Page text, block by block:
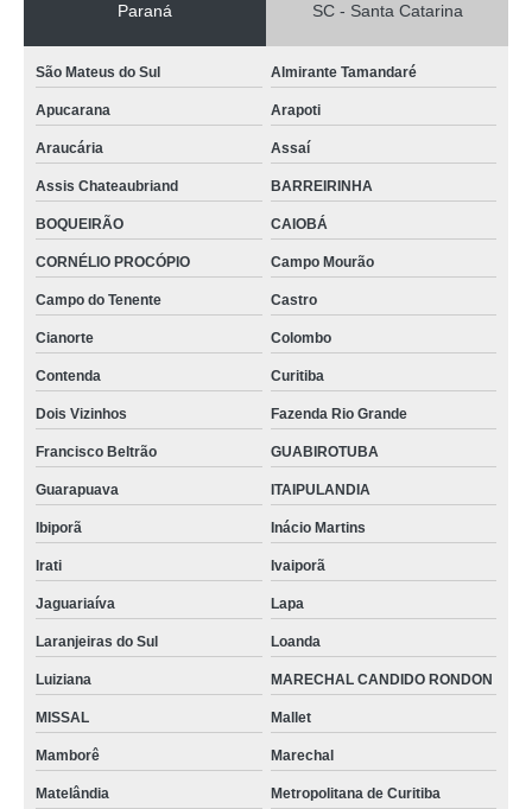
Paraná SC - Santa Catarina
São Mateus do Sul Almirante Tamandaré
Apucarana Arapoti
Araucária Assaí
Assis Chateaubriand BARREIRINHA
BOQUEIRÃO CAIOBÁ
CORNÉLIO PROCÓPIO Campo Mourão
Campo do Tenente Castro
Cianorte Colombo
Contenda Curitiba
Dois Vizinhos Fazenda Rio Grande
Francisco Beltrão GUABIROTUBA
Guarapuava ITAIPULANDIA
Ibiporã Inácio Martins
Irati Ivaiporã
Jaguariaíva Lapa
Laranjeiras do Sul Loanda
Luiziana MARECHAL CANDIDO RONDON
MISSAL Mallet
Mamborê Marechal
Matelândia Metropolitana de Curitiba